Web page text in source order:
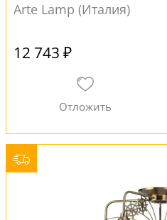
Arte Lamp (Италия)
12 743 ₽